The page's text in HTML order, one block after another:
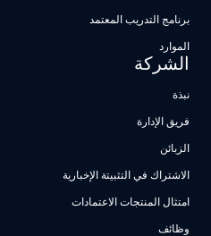
برنامج التدريب المعتمد
الموارد
الشركة
نبذة
فريق الإدارة
الزبائن
الاشتراك في التثبيتة الإخبارية
امتثال المنتجات الاعتمادات
وظائف